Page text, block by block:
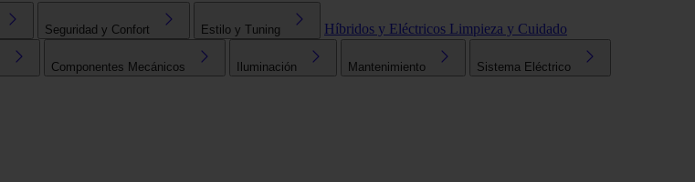
Seguridad y Confort Estilo y Tuning Híbridos y Eléctricos Limpieza y Cuidado
Componentes Mecánicos Iluminación Mantenimiento Sistema Eléctrico